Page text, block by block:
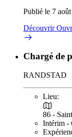
Publié le 7
Découvrir
Chargé de
RANDSTAD
Lieu:
86 -
Intérim -